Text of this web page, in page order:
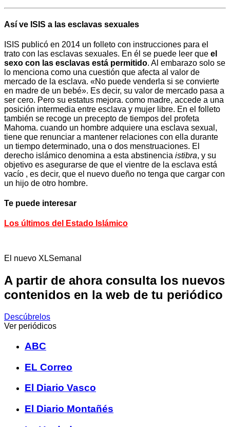
Así ve ISIS a las esclavas sexuales
ISIS publicó en 2014 un folleto con instrucciones para el
trato con las esclavas sexuales. En él se puede leer que el
sexo con las esclavas está permitido. Al embarazo solo se
lo menciona como una cuestión que afecta al valor de
mercado de la esclava. «No puede venderla si se convierte
en madre de un bebé». Es decir, su valor de mercado pasa a
ser cero. Pero su estatus mejora. como madre, accede a una
posición intermedia entre esclava y mujer libre. En el folleto
también se recoge un precepto de tiempos del profeta
Mahoma. cuando un hombre adquiere una esclava sexual,
tiene que renunciar a mantener relaciones con ella durante
un tiempo determinado, una o dos menstruaciones. El
derecho islámico denomina a esta abstinencia istibra, y su
objetivo es asegurarse de que el vientre de la esclava está
vacío , es decir, que el nuevo dueño no tenga que cargar con
un hijo de otro hombre.
Te puede interesar
Los últimos del Estado Islámico
El nuevo XLSemanal
A partir de ahora consulta los nuevos
contenidos en la web de tu periódico
Descúbrelos
Ver periódicos
ABC
EL Correo
El Diario Vasco
El Diario Montañés